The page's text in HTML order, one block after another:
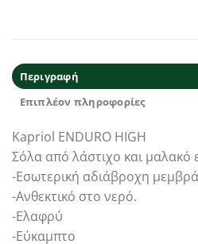
Περιγραφή
Επιπλέον πληροφορίες
Kapriol ENDURO HIGH
Σόλα από λάστιχο και μαλακό
-Eσωτερική αδιάβροχη
-Ανθεκτικό στο νερό.
-Ελαφρύ
-Εύκαμπτο